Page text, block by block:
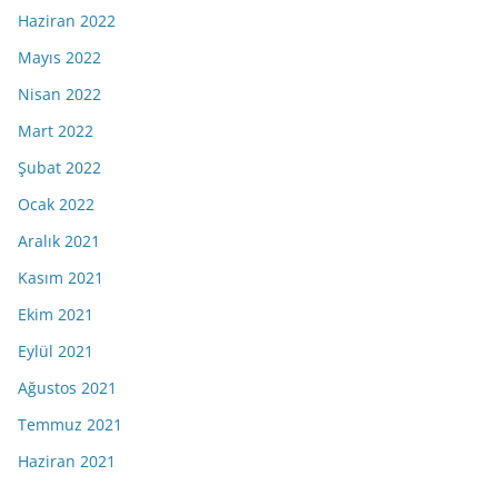
Haziran 2022
Mayıs 2022
Nisan 2022
Mart 2022
Şubat 2022
Ocak 2022
Aralık 2021
Kasım 2021
Ekim 2021
Eylül 2021
Ağustos 2021
Temmuz 2021
Haziran 2021